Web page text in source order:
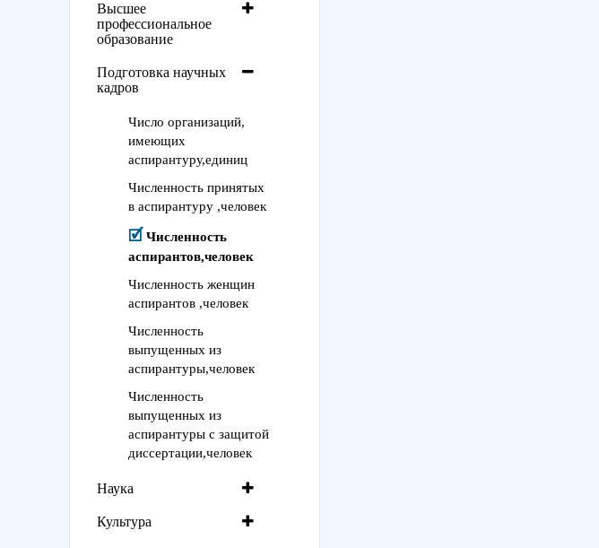
Высшее
профессиональное
образование
Подготовка научных
кадров
Число организаций,
имеющих
аспирантуру,единиц
Численность принятых
в аспирантуру ,человек
Численность
аспирантов,человек
Численность женщин
аспирантов ,человек
Численность
выпущенных из
аспирантуры,человек
Численность
выпущенных из
аспирантуры с защитой
диссертации,человек
Наука
Культура